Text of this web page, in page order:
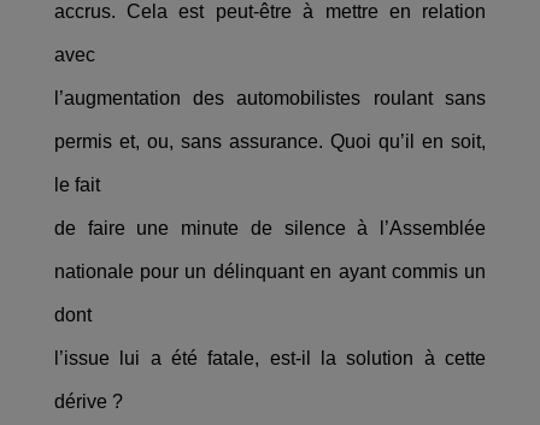
accrus. Cela est peut-être à mettre en relation
avec
l’augmentation des automobilistes roulant sans
permis et, ou, sans assurance. Quoi qu’il en soit,
le fait
de faire une minute de silence à l’Assemblée
nationale pour un délinquant en ayant commis un
dont
l’issue lui a été fatale, est-il la solution à cette
dérive ?